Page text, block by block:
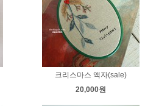
크리스마스 액자(sale)
20,000원